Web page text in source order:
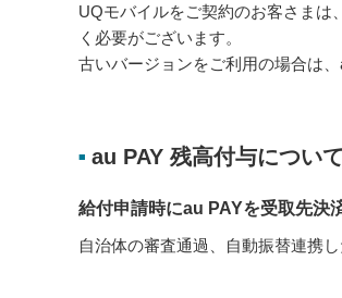
UQモバイルをご契約のお客さまは
く必要がございます。
古いバージョンをご利用の場合は
■ au PAY 残高付与について
給付申請時にau PAYを受取先決
自治体の審査通過、自動振替連携